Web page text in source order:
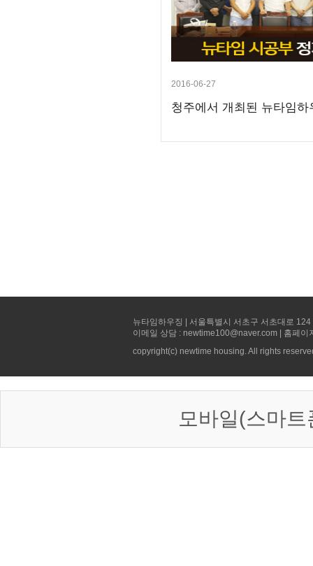
2016-06-27
청주에서 개최된 뉴타임
뉴타임하우징 | 서울특별시 서초구 서초대로
이메일 상담 : newtime100@naver.com | 홈페
copyright(c) newtime housing. All rights
모바일(스마